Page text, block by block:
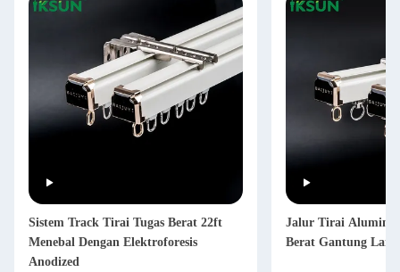
Sistem Track Tirai Tugas Berat 22ft
Menebal Dengan Elektroforesis
Anodized
Jalur Tirai
Berat Gantung